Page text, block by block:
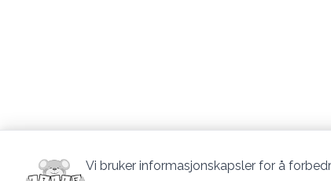
Vi bruker informasjonskapsler for å